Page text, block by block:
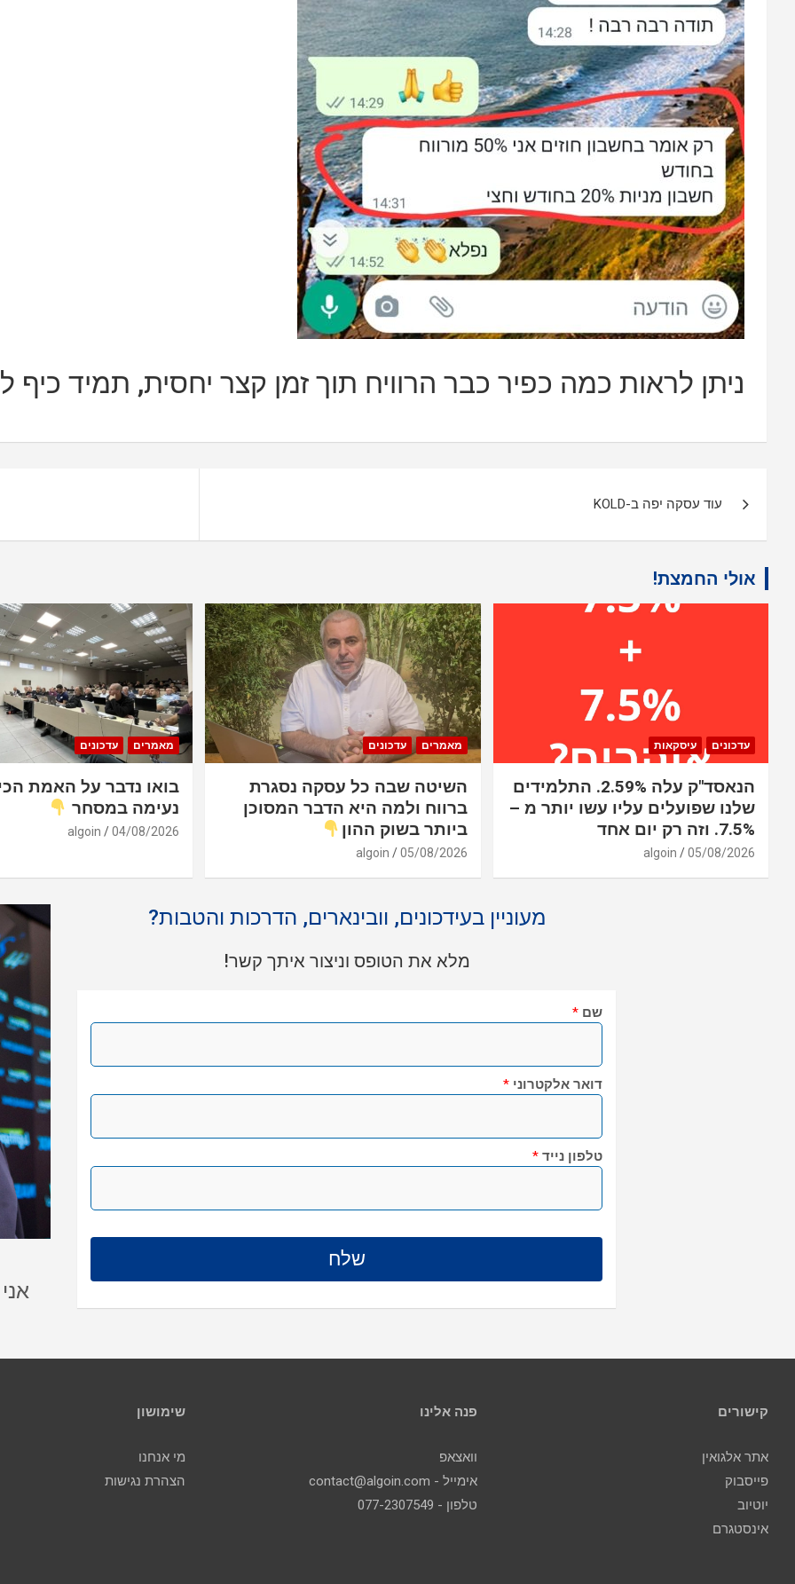
ניתן לראות כמה כפיר כבר הרוויח תוך זמן קצר יחסית, תמיד כיף
עוד עסקה יפה ב-KOLD
אולי החמצת!
עדכונים עיסקאות
הנאסד"ק עלה 2.59%. התלמידים
שלנו שפועלים עליו עשו יותר מ –
7.5%. וזה רק יום אחד
05/08/2026
algoin
מאמרים עדכונים
השיטה שבה כל עסקה נסגרת
ברווח ולמה היא הדבר המסוכן
ביותר בשוק ההון
05/08/2026
algoin
מאמרים עדכונים
בואו נדבר על האמת
נעימה במסחר
04/08/2026
algoin
מעוניין בעידכונים, וובינארים, הדרכות והטבות?
מלא את הטופס וניצור איתך קשר!
שם *
דואר אלקטרוני *
טלפון נייד *
קישורים
אתר אלגואין
פייסבוק
יוטיוב
אינסטגרם
פנה אלינו
וואצאפ
אימייל - contact@algoin.com
טלפון - 077-2307549
שימושון
מי אנחנו
הצהרת נגישות